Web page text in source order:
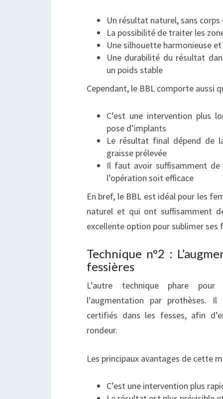
Un résultat naturel, sans
La possibilité de traiter les
Une silhouette harmonieuse
Une durabilité du résultat
un poids stable
Cependant, le BBL comporte aussi
C’est une intervention plus
pose d’implants
Le résultat final dépend de
graisse prélevée
Il faut avoir suffisamment de
l’opération soit efficace
En bref, le BBL est idéal pour les
naturel et qui ont suffisamment
excellente option pour sublimer ses
Technique n°2 :
fessières
L’autre technique phare
l’augmentation par prothèses. Il
certifiés dans les fesses, afin
rondeur.
Les principaux avantages de cette
C’est une intervention plus